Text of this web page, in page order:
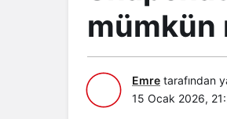
Emre tarafından
15 Ocak 2026,